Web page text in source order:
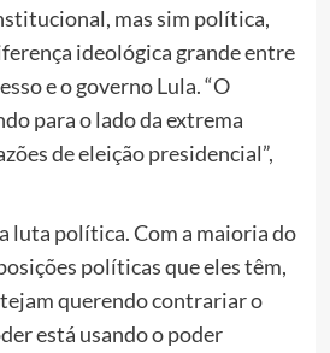
mas sim política,
ideológica grande entre
e o governo Lula. “O
para o lado da extrema
de eleição presidencial”,
luta política. Com a maioria do
políticas que eles têm,
querendo contrariar o
está usando o poder